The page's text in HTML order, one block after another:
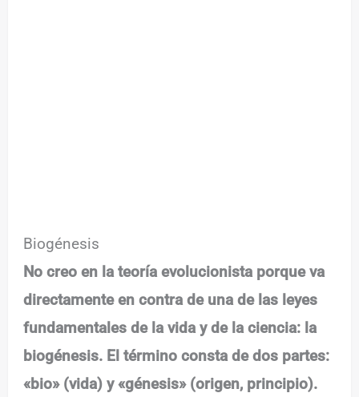
Biogénesis
No creo en la teoría evolucionista porque va
directamente en contra de una de las leyes
fundamentales de la vida y de la ciencia: la
biogénesis. El término consta de dos partes:
«bio» (vida) y «génesis» (origen, principio).